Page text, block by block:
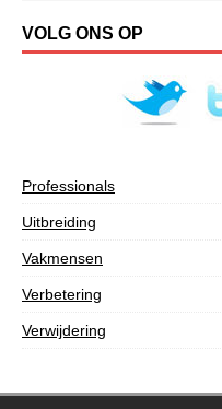
VOLG ONS OP
Professionals
Uitbreiding
Vakmensen
Verbetering
Verwijdering